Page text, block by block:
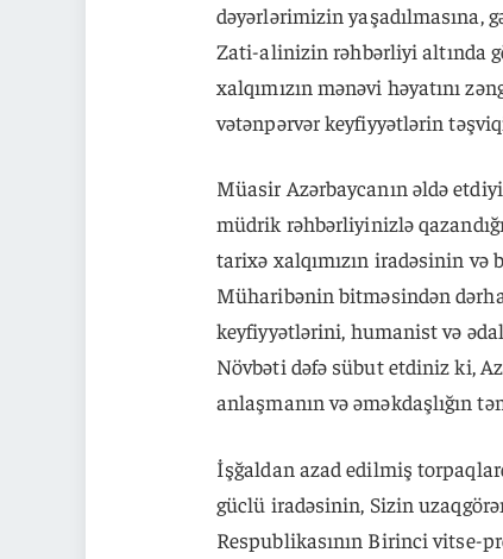
dəyərlərimizin yaşadılmasına,
Zati-alinizin rəhbərliyi altında
xalqımızın mənəvi həyatını
vətənpərvər keyfiyyətlərin
Müasir Azərbaycanın əldə
müdrik rəhbərliyinizlə
tarixə xalqımızın iradəsinin və
Müharibənin bitməsindən
keyfiyyətlərini, humanist və
Növbəti dəfə sübut etdiniz ki,
anlaşmanın və əməkdaşlığın
İşğaldan azad edilmiş
güclü iradəsinin, Sizin
Respublikasının Birinci vitse-